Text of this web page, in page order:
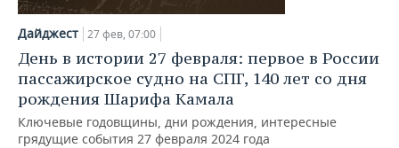
Дайджест 27 фев, 07:00
День в истории 27 февраля: первое в России
пассажирское судно на СПГ, 140 лет со дня
рождения Шарифа Камала
Ключевые годовщины, дни рождения, интересные
грядущие события 27 февраля 2024 года